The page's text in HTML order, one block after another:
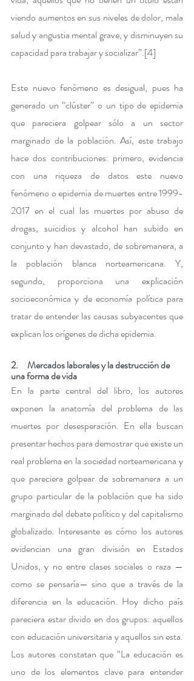
viendo aumentos en sus niveles de dolor, mala
salud y angustia mental grave, y disminuyen su
capacidad para trabajar y socializar”.[4]
Este nuevo fenómeno es desigual, pues ha
generado un “clúster” o un tipo de epidemia
que pareciera golpear sólo a un sector
marginado de la población. Así, este trabajo
hace dos contribuciones: primero, evidencia
con una riqueza de datos este nuevo
fenómeno o epidemia de muertes entre 1999-
2017 en el cual las muertes por abuso de
drogas, suicidios y alcohol han subido en
conjunto y han devastado, de sobremanera, a
la población blanca norteamericana. Y,
segundo, proporciona una explicación
socioeconómica y de economía política para
tratar de entender las causas subyacentes que
explican los orígenes de dicha epidemia.
2.     Mercados laborales y la destrucción de
una forma de vida
En la parte central del libro, los autores
exponen la anatomía del problema de las
muertes por desesperación. En ella buscan
presentar hechos para demostrar que existe un
real problema en la sociedad norteamericana y
que pareciera golpear de sobremanera a un
grupo particular de la población que ha sido
marginado del debate político y del capitalismo
globalizado. Interesante es cómo los autores
evidencian una gran división en Estados
Unidos, y no entre clases sociales o raza —
como se pensaría— sino que a través de la
diferencia en la educación. Hoy dicho país
pareciera estar divido en dos grupos: aquellos
con educación universitaria y aquellos sin esta.
Los autores constatan que “La educación es
uno de los elementos clave para entender